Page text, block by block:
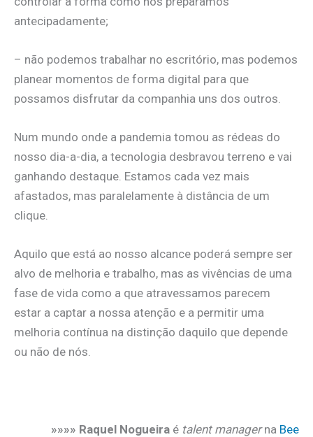
antecipadamente;
– não podemos trabalhar no escritório, mas podemos
planear momentos de forma digital para que
possamos disfrutar da companhia uns dos outros.
Num mundo onde a pandemia tomou as rédeas do
nosso dia-a-dia, a tecnologia desbravou terreno e vai
ganhando destaque. Estamos cada vez mais
afastados, mas paralelamente à distância de um
clique.
Aquilo que está ao nosso alcance poderá sempre ser
alvo de melhoria e trabalho, mas as vivências de uma
fase de vida como a que atravessamos parecem
estar a captar a nossa atenção e a permitir uma
melhoria contínua na distinção daquilo que depende
ou não de nós.
»»»» Raquel Nogueira é talent managerna Bee